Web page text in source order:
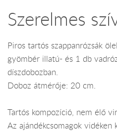
Szerelmes
Piros tartós szappanrózsák
gyömbér illatú- és 1 db
díszdobozban.
Doboz átmérője: 20 cm.
Tartós kompozíció, nem élő
Az ajándékcsomagok vidéken